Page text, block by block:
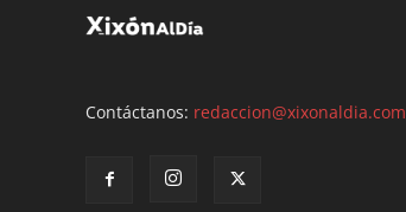
Contáctanos: redaccion@xixonaldia.com